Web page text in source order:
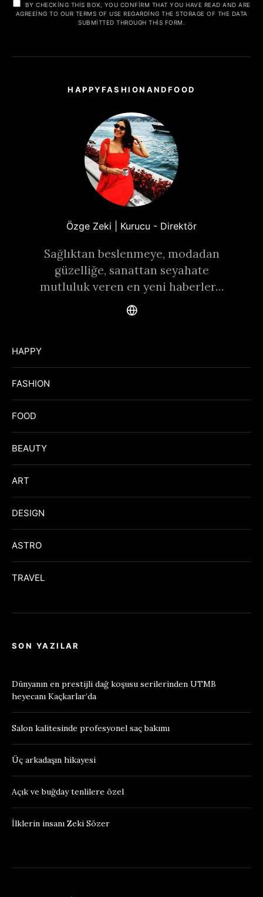
BY CHECKING THIS BOX, YOU CONFIRM THAT YOU HAVE READ AND ARE
AGREEING TO OUR TERMS OF USE REGARDING THE STORAGE OF THE DATA
SUBMITTED THROUGH THIS FORM.
HAPPYFASHIONANDFOOD
Özge Zeki | Kurucu - Direktör
Sağlıktan beslenmeye, modadan
güzelliğe, sanattan seyahate
mutluluk veren en yeni haberler…
HAPPY
FASHION
FOOD
BEAUTY
ART
DESIGN
ASTRO
TRAVEL
SON YAZILAR
Dünyanın en prestijli dağ koşusu serilerinden UTMB
heyecanı Kaçkarlar’da
Salon kalitesinde profesyonel saç bakımı
Üç arkadaşın hikayesi
Açık ve buğday tenlilere özel
İlklerin insanı Zeki Sözer